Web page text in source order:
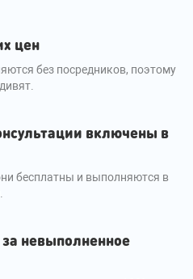
цен
без посредников, поэтому
включены в
бесплатны и выполняются в
невыполненное